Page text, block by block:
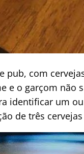
pub, com
e o garçom não
identificar um
de três